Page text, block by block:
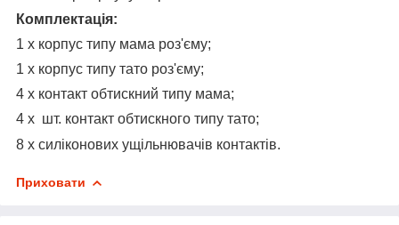
Комплектація:
1 х корпус типу мама роз'єму;
1 х корпус типу тато роз'єму;
4 х контакт обтискний типу мама;
4 х шт. контакт обтискного типу тато;
8 х силіконових ущільнювачів контактів.
Приховати